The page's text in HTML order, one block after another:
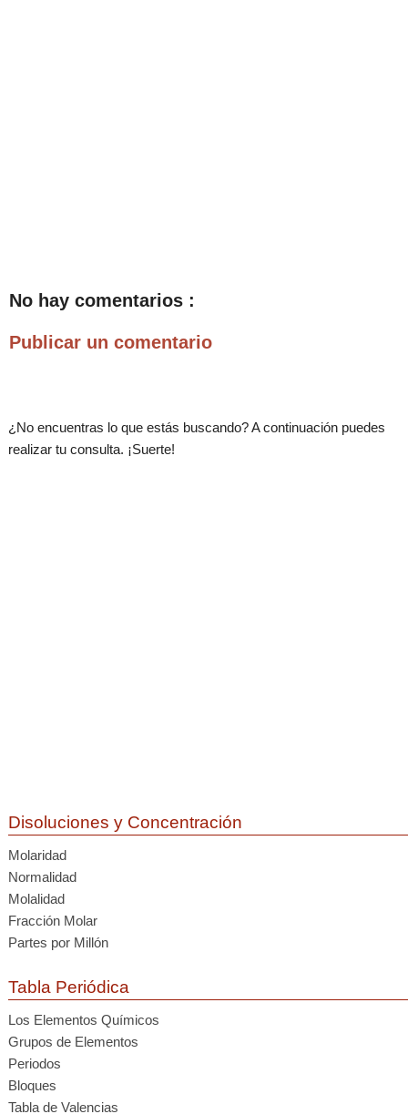
No hay comentarios :
Publicar un comentario
¿No encuentras lo que estás buscando? A continuación puedes
realizar tu consulta. ¡Suerte!
Disoluciones y Concentración
Molaridad
Normalidad
Molalidad
Fracción Molar
Partes por Millón
Tabla Periódica
Los Elementos Químicos
Grupos de Elementos
Periodos
Bloques
Tabla de Valencias